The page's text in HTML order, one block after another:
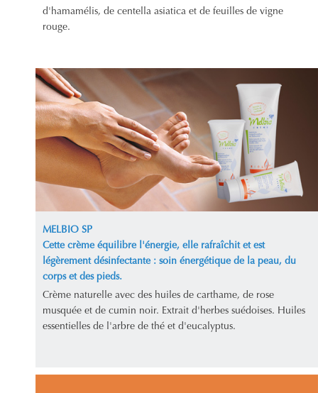
d'hamamélis, de centella asiatica et de feuilles de vigne
rouge.
MELBIO SP
Cette crème équilibre l'énergie, elle rafraîchit et est
légèrement désinfectante : soin énergétique de la peau, du
corps et des pieds.
Crème naturelle avec des huiles de carthame, de rose
musquée et de cumin noir. Extrait d'herbes suédoises. Huiles
essentielles de l'arbre de thé et d'eucalyptus.